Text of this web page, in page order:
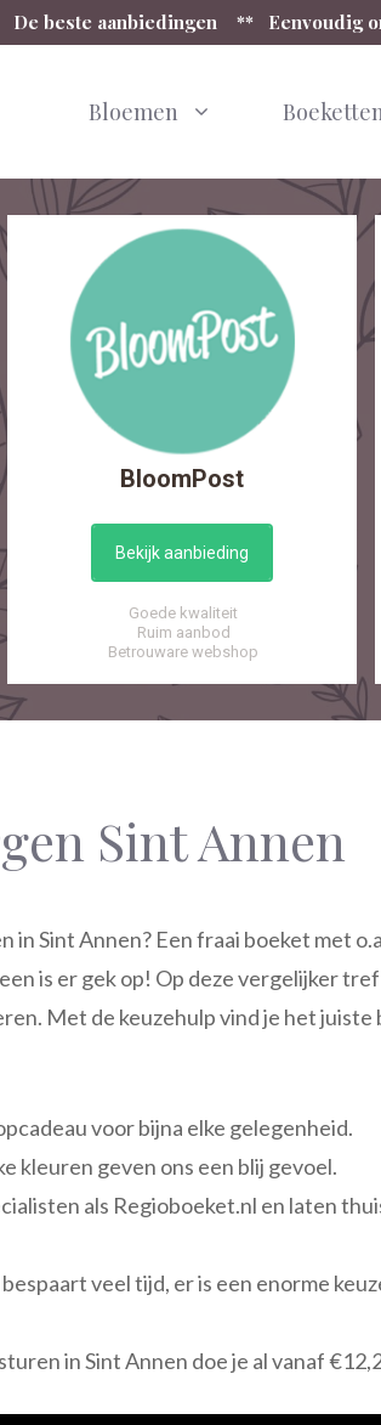
De beste aanbiedingen ** Eenvoudig
Bloemen
BloomPost
Bekijk aanbieding
Goede kwaliteit
Ruim aanbod
Betrouware webshop
Sint Annen
in Sint Annen? Een fraai boeket met
is er gek op! Op deze vergelijker
Met de keuzehulp vind je het
voor bijna elke gelegenheid.
kleuren geven ons een blij gevoel.
als Regioboeket.nl en laten
veel tijd, er is een enorme
in Sint Annen doe je al vanaf